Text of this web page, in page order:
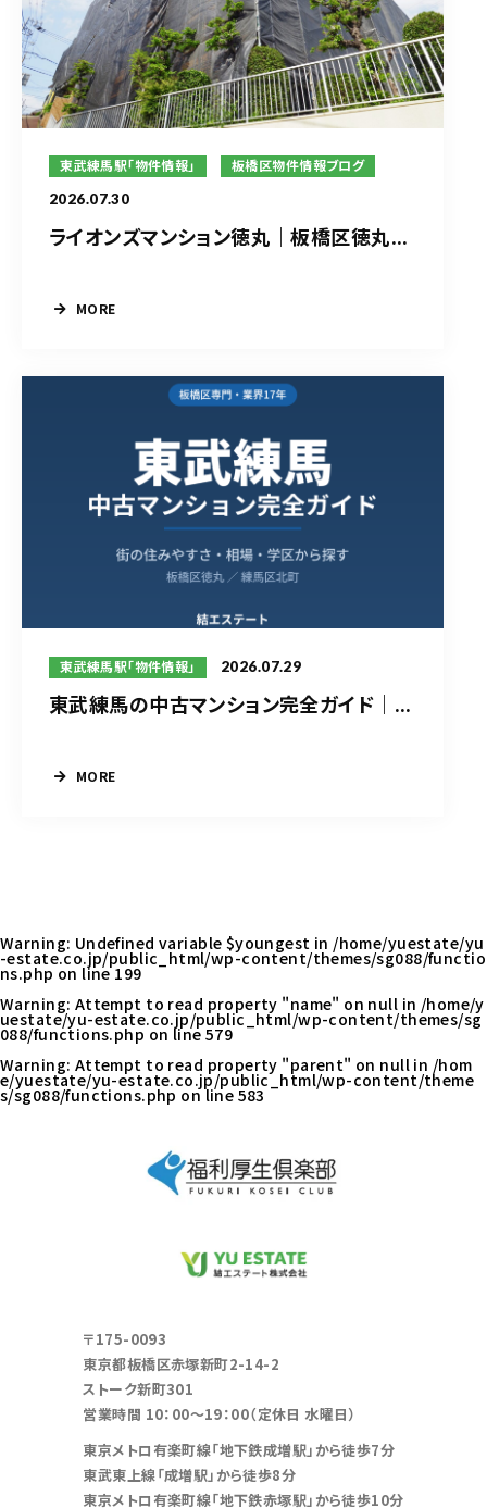
東武練馬駅「物件情報」 板橋区物件情報ブログ
2026.07.30
ライオンズマンション徳丸｜板橋区徳丸...
MORE
東武練馬駅「物件情報」 2026.07.29
東武練馬の中古マンション完全ガイド｜...
MORE
Warning: Undefined variable $youngest in /home/yuestate/yu
-estate.co.jp/public_html/wp-content/themes/sg088/functio
ns.php on line199
Warning: Attempt to read property "name" on null in /home/y
uestate/yu-estate.co.jp/public_html/wp-content/themes/sg
088/functions.php on line 579
Warning: Attempt to read property "parent" on null in /hom
e/yuestate/yu-estate.co.jp/public_html/wp-content/theme
s/sg088/functions.php on line 583
〒175-0093
東京都板橋区赤塚新町2-14-2
ストーク新町301
営業時間 10：00～19：00（定休日 水曜日）
東京メトロ有楽町線「地下鉄成増駅」から徒歩7分
東武東上線「成増駅」から徒歩8分
東京メトロ有楽町線「地下鉄赤塚駅」から徒歩10分